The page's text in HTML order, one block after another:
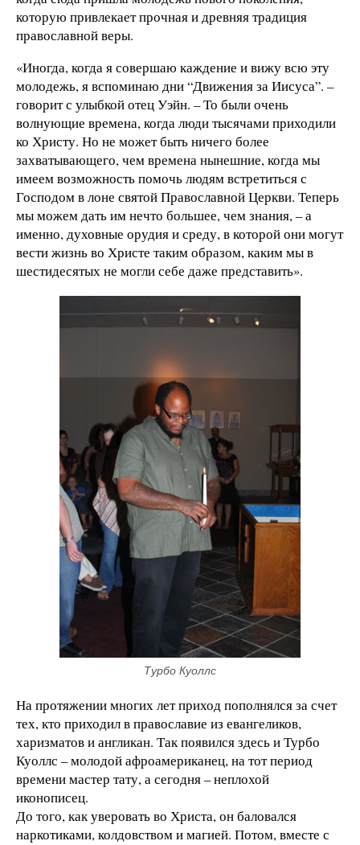
которую привлекает прочная и древняя традиция
православной веры.
«Иногда, когда я совершаю каждение и вижу всю эту
молодежь, я вспоминаю дни “Движения за Иисуса”. –
говорит с улыбкой отец Уэйн. – То были очень
волнующие времена, когда люди тысячами приходили
ко Христу. Но не может быть ничего более
захватывающего, чем времена нынешние, когда мы
имеем возможность помочь людям встретиться с
Господом в лоне святой Православной Церкви. Теперь
мы можем дать им нечто большее, чем знания, – а
именно, духовные орудия и среду, в которой они могут
вести жизнь во Христе таким образом, каким мы в
шестидесятых не могли себе даже представить».
Турбо Куоллс
На протяжении многих лет приход пополнялся за счет
тех, кто приходил в православие из евангеликов,
харизматов и англикан. Так появился здесь и Турбо
Куоллс – молодой афроамериканец, на тот период
времени мастер тату, а сегодня – неплохой
иконописец.
До того, как уверовать во Христа, он баловался
наркотиками, колдовством и магией. Потом, вместе с